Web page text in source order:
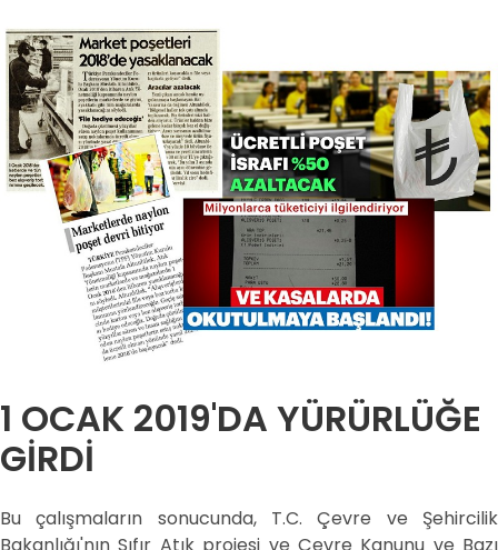
1 OCAK 2019'DA YÜRÜRLÜĞE
GİRDİ
Bu çalışmaların sonucunda, T.C. Çevre ve Şehircilik
Bakanlığı'nın Sıfır Atık projesi ve Çevre Kanunu ve Bazı